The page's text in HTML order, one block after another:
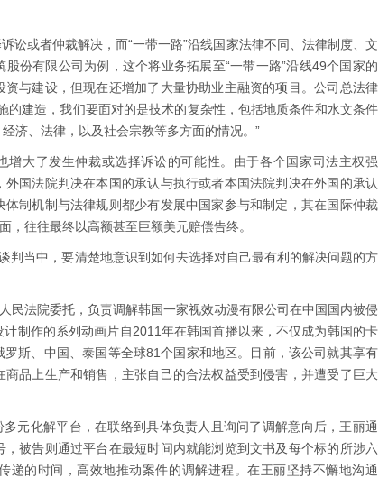
讼或者仲裁解决，而“一带一路”沿线国家法律不同、法律制度、文
份有限公司为例，这个将业务拓展至“一带一路”沿线49个国家的
与建设，但现在还增加了大量协助业主融资的项目。公司总法律
的建造，我们要面对的是技术的复杂性，包括地质条件和水文条件
济、法律，以及社会宗教等多方面的情况。”
增大了发生仲裁或选择诉讼的可能性。由于各个国家司法主权强
国法院判决在本国的承认与执行或者本国法院判决在外国的承认
制机制与法律规则都少有发展中国家参与和制定，其在国际仲裁
，往往最终以高额甚至巨额美元赔偿告终。
判当中，要清楚地意识到如何去选择对自己最有利的解决问题的方
民法院委托，负责调解韩国一家视效动漫有限公司在中国国内被侵
制作的系列动画片自2011年在韩国首播以来，不仅成为韩国的卡
斯、中国、泰国等全球81个国家和地区。目前，该公司就其享有
品上生产和销售，主张自己的合法权益受到侵害，并遭受了巨大
元化解平台，在联络到具体负责人且询问了调解意向后，王丽通
被告则通过平台在最短时间内就能浏览到文书及每个标的所涉六
递的时间，高效地推动案件的调解进程。在王丽坚持不懈地沟通